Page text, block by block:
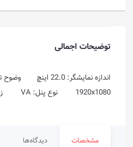
توضیحات اجمالی
1920x1080 نوع پنل: VA زمان پاسخگویی: 5ms
مشخصات دیدگاه‌ها